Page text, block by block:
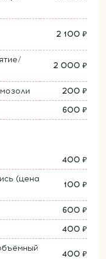
2 100 ₽
2 000 ₽
200 ₽
600 ₽
400 ₽
(цена
100 ₽
600 ₽
400 ₽
400 ₽